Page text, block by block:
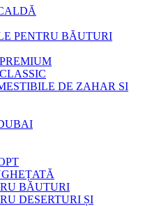
PENTRU BĂUTURI
DE ZAHAR SI
BĂUTURI
DESERTURI ȘI